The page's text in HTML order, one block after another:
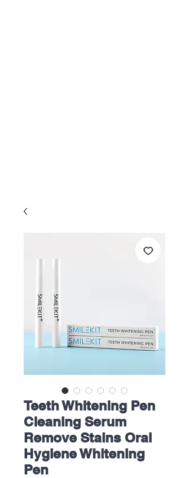
Teeth Whitening Pen
Cleaning Serum
Remove Stains Oral
Hygiene Whitening
Pen